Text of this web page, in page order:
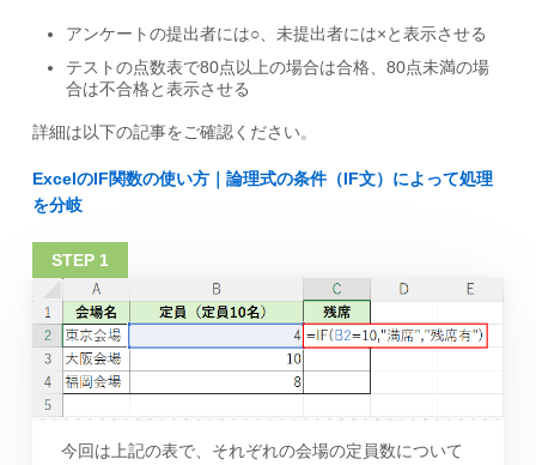
アンケートの提出者には○、未提出者には×と表示させる
テストの点数表で80点以上の場合は合格、80点未満の場
合は不合格と表示させる
詳細は以下の記事をご確認ください。
ExcelのIF関数の使い方｜論理式の条件（IF文）によって処理
を分岐
今回は上記の表で、それぞれの会場の定員数について